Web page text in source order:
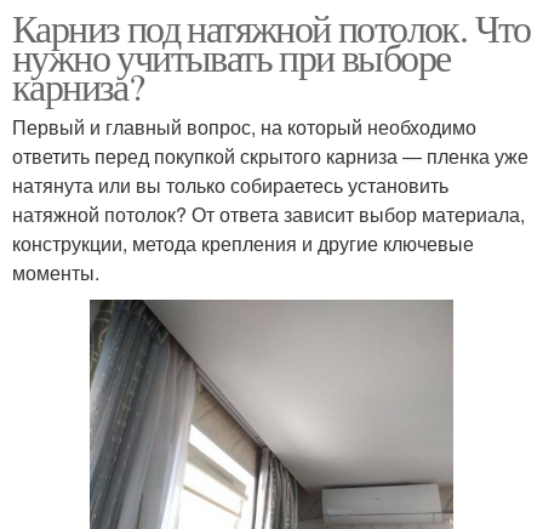
Карниз под натяжной потолок. Что
нужно учитывать при выборе
карниза?
Первый и главный вопрос, на который необходимо
ответить перед покупкой скрытого карниза — пленка уже
натянута или вы только собираетесь установить
натяжной потолок? От ответа зависит выбор материала,
конструкции, метода крепления и другие ключевые
моменты.